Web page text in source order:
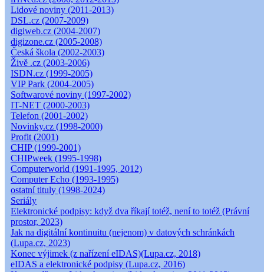
Lidové noviny (2011-2013)
DSL.cz (2007-2009)
digiweb.cz (2004-2007)
digizone.cz (2005-2008)
Česká škola (2002-2003)
Živě .cz (2003-2006)
ISDN.cz (1999-2005)
VIP Park (2004-2005)
Softwarové noviny (1997-2002)
IT-NET (2000-2003)
Telefon (2001-2002)
Novinky.cz (1998-2000)
Profit (2001)
CHIP (1999-2001)
CHIPweek (1995-1998)
Computerworld (1991-1995, 2012)
Computer Echo (1993-1995)
ostatní tituly (1998-2024)
Seriály
Elektronické podpisy: když dva říkají totéž, není to totéž (Právní
prostor, 2023)
Jak na digitální kontinuitu (nejenom) v datových schránkách
(Lupa.cz, 2023)
Konec výjimek (z nařízení eIDAS)(Lupa.cz, 2018)
eIDAS a elektronické podpisy (Lupa.cz, 2016)